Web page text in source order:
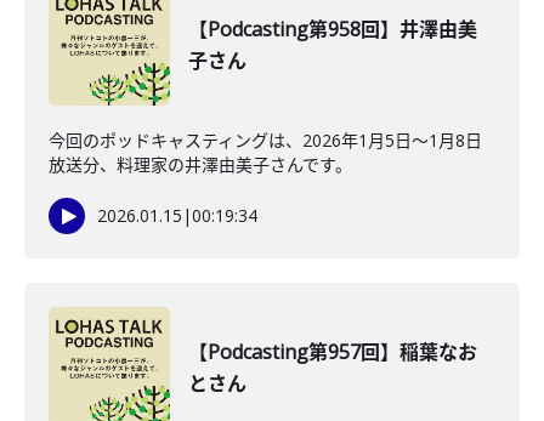
【Podcasting第958回】井澤由美
子さん
今回のポッドキャスティングは、2026年1月5日〜1月8日
放送分、料理家の井澤由美子さんです。
2026.01.15 |00:19:34
【Podcasting第957回】稲葉なお
とさん